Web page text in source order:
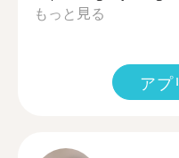
もっと見る
アプ